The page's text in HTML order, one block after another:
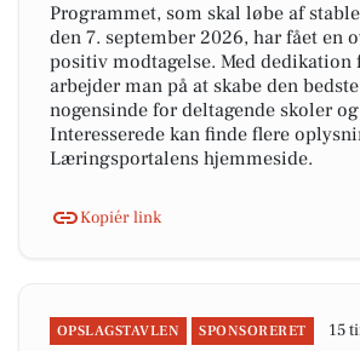
Programmet, som skal løbe af
den 7. september 2026, har fået en
positiv modtagelse. Med
arbejder man på at skabe den
nogensinde for deltagende skoler
Interesserede kan finde flere
Læringsportalens hjemmeside.
Kopiér link
OPSLAGSTAVLEN SPONSORERET 15